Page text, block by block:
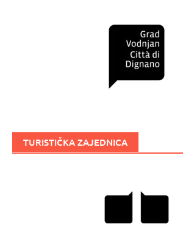
TURISTIČKA ZAJEDNICA